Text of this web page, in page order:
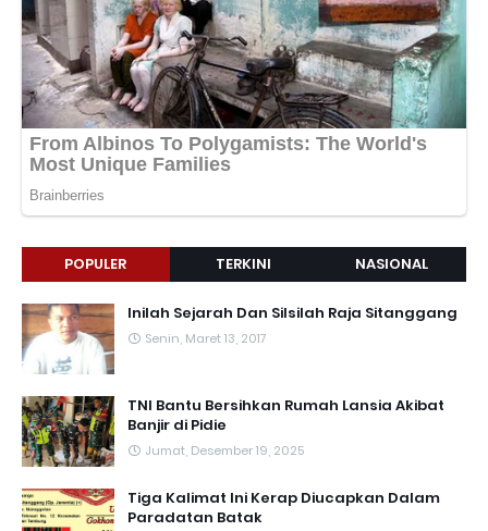
POPULER TERKINI NASIONAL
Inilah Sejarah Dan Silsilah Raja Sitanggang
Senin, Maret 13, 2017
TNI Bantu Bersihkan Rumah Lansia Akibat
Banjir di Pidie
Jumat, Desember 19, 2025
Tiga Kalimat Ini Kerap Diucapkan Dalam
Paradatan Batak